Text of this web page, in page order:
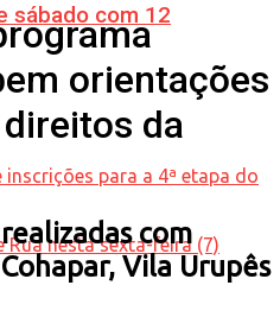
sábado com 12
orientações
da
com
Vila Urupês